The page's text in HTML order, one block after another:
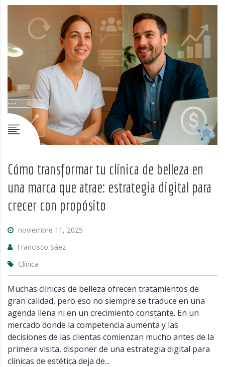
Cómo transformar tu clínica de belleza en
una marca que atrae: estrategia digital para
crecer con propósito
noviembre 11, 2025
Francisco Sáez
Clínica
Muchas clínicas de belleza ofrecen tratamientos de
gran calidad, pero eso no siempre se traduce en una
agenda llena ni en un crecimiento constante. En un
mercado donde la competencia aumenta y las
decisiones de las clientas comienzan mucho antes de la
primera visita, disponer de una estrategia digital para
clínicas de estética deja de...